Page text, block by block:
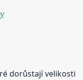
dorůstají velikosti